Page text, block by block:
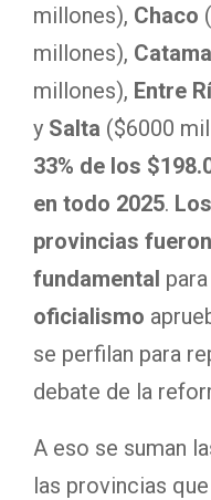
millones), Chaco
millones),
millones), Entre
y Salta ($6000
33% de los
en todo 2025.
provincias
fundamental
oficialismo
se perfilan para
debate de la
A eso se suman
las provincias